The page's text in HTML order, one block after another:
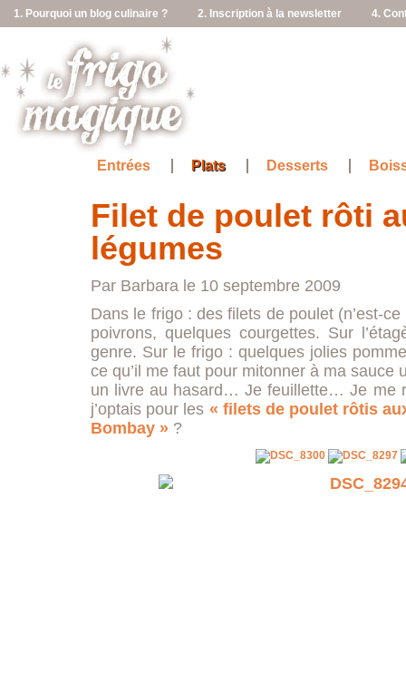
1. Pourquoi un blog culinaire ? 2. Inscription à la newsletter 4.
Entrées Plats Desserts
Filet de poulet rôti
légumes
Par Barbara le 10 septembre 2009
Dans le frigo : des filets de poulet (n’est-
poivrons, quelques courgettes. Sur
genre. Sur le frigo : quelques jolies
ce qu’il me faut pour mitonner à ma sauce
un livre au hasard… Je feuillette… Je me
j’optais pour les « filets de poulet rôtis
Bombay » ?